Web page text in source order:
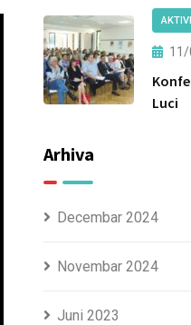
rad
Luci
Arhiva
Decembar 2024
Novembar 2024
Juni 2023